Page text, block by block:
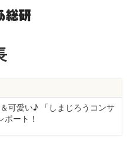
可愛い♪ 「しまじろうコンサ
ート！